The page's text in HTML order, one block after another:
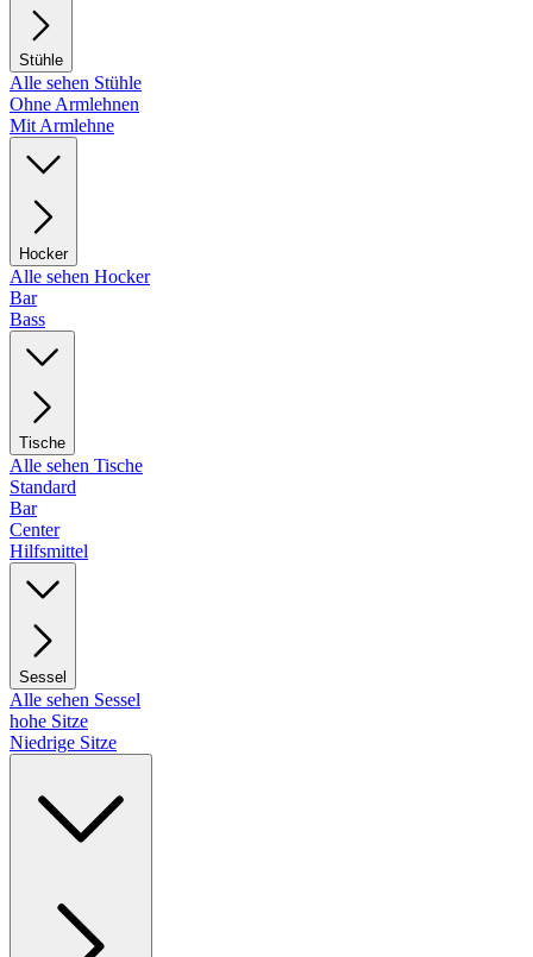
Stühle
Alle sehen Stühle
Ohne Armlehnen
Mit Armlehne
Hocker
Alle sehen Hocker
Bar
Bass
Tische
Alle sehen Tische
Standard
Bar
Center
Hilfsmittel
Sessel
Alle sehen Sessel
hohe Sitze
Niedrige Sitze